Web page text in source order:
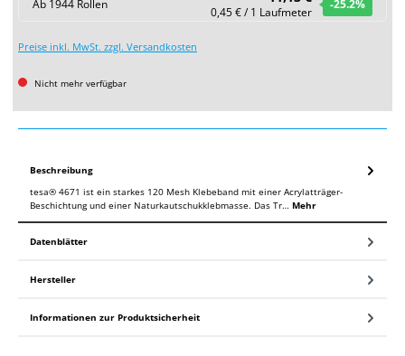
Ab 1944 Rollen
0,45 € / 1 Laufmeter
-25.2%
Preise inkl. MwSt. zzgl. Versandkosten
Nicht mehr verfügbar
Beschreibung
tesa® 4671 ist ein starkes 120 Mesh Klebeband mit einer Acrylatträger-
Beschichtung und einer Naturkautschukklebmasse. Das Tr… Mehr
Datenblätter
Hersteller
Informationen zur Produktsicherheit